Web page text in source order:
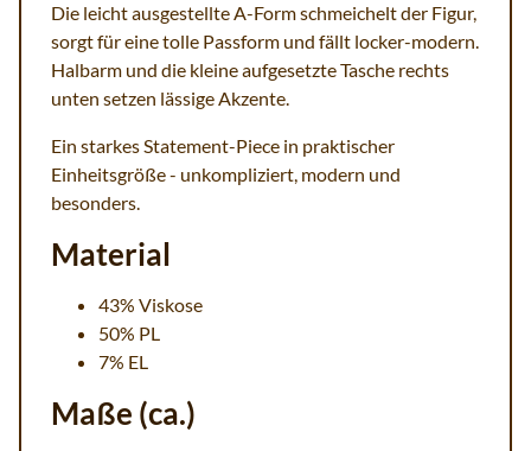
Die leicht ausgestellte A-Form schmeichelt der Figur,
sorgt für eine tolle Passform und fällt locker-modern.
Halbarm und die kleine aufgesetzte Tasche rechts
unten setzen lässige Akzente.
Ein starkes Statement-Piece in praktischer
Einheitsgröße - unkompliziert, modern und
besonders.
Material
43% Viskose
50% PL
7% EL
Maße (ca.)